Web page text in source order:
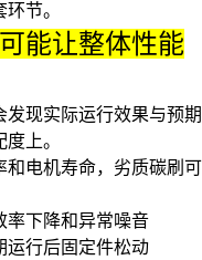
节。
能让整体性能
现实际运行效果与预期
上。
和电机寿命，劣质碳刷可
率下降和异常噪音
运行后固定件松动